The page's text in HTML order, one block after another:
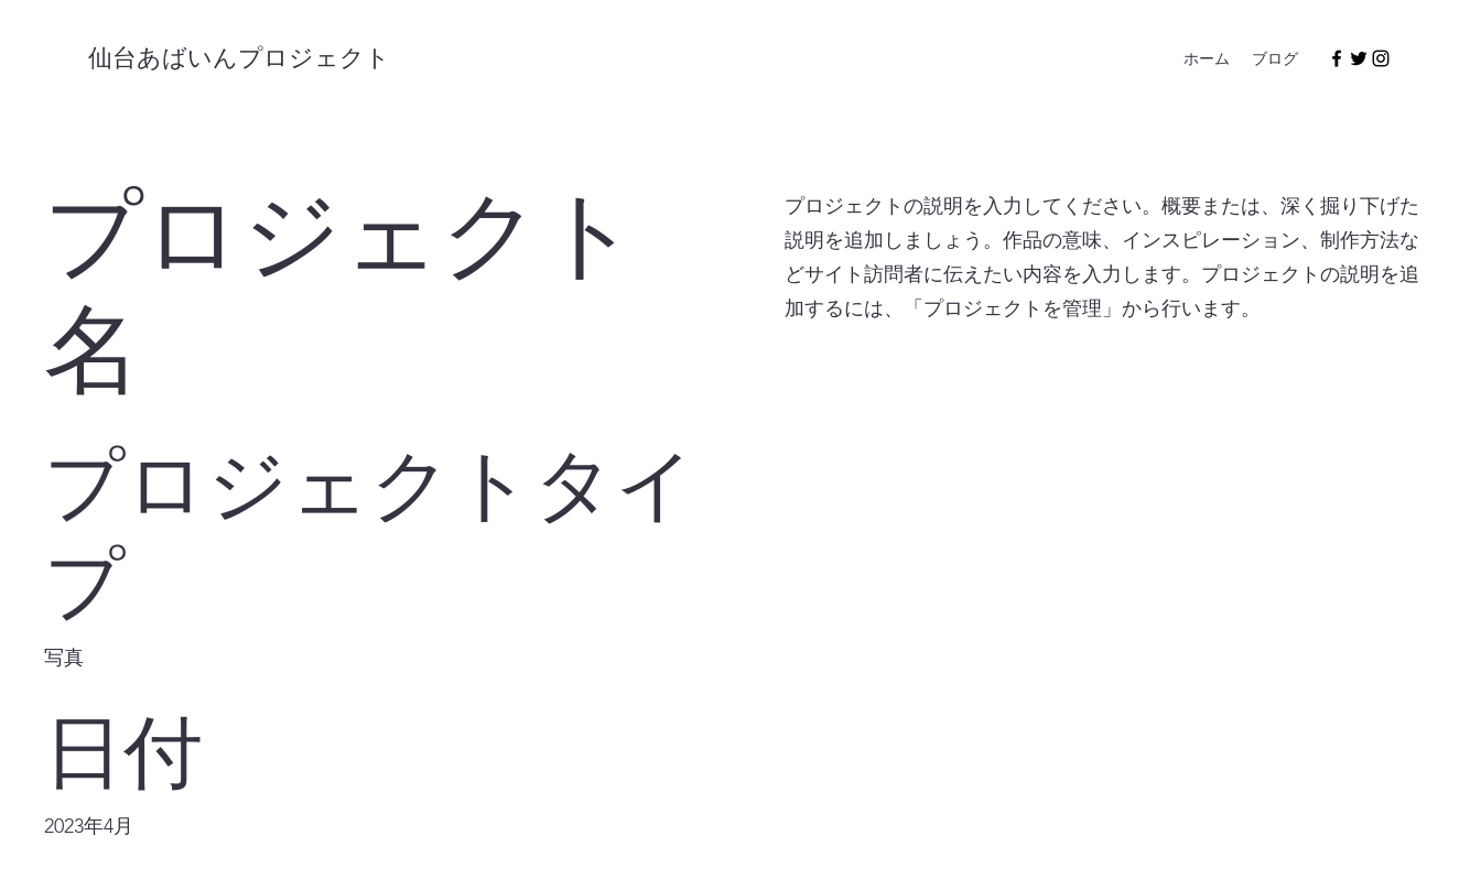
仙台あばいんプロジェクト ホーム ブログ
プロジェクト
名
プロジェクトタイ
プ
写真
日付
2023年4月
プロジェクトの説明を入力してください。概要または、深く掘り下げた
説明を追加しましょう。作品の意味、インスピレーション、制作方法な
どサイト訪問者に伝えたい内容を入力します。プロジェクトの説明を追
加するには、「プロジェクトを管理」から行います。